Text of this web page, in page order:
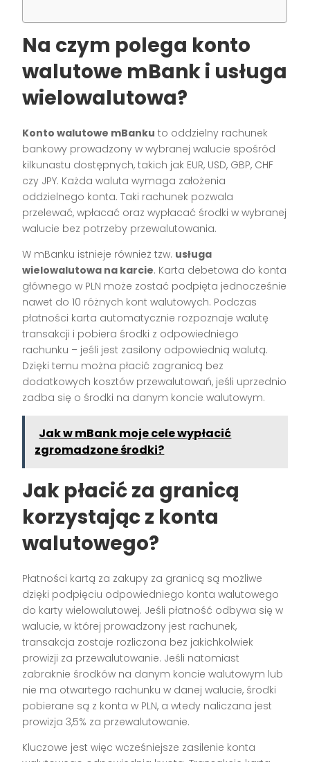
Na czym polega konto
walutowe mBank i usługa
wielowalutowa?
Konto walutowe mBanku to oddzielny rachunek
bankowy prowadzony w wybranej walucie spośród
kilkunastu dostępnych, takich jak EUR, USD, GBP, CHF
czy JPY. Każda waluta wymaga założenia
oddzielnego konta. Taki rachunek pozwala
przelewać, wpłacać oraz wypłacać środki w wybranej
walucie bez potrzeby przewalutowania.
W mBanku istnieje również tzw. usługa
wielowalutowa na karcie. Karta debetowa do konta
głównego w PLN może zostać podpięta jednocześnie
nawet do 10 różnych kont walutowych. Podczas
płatności karta automatycznie rozpoznaje walutę
transakcji i pobiera środki z odpowiedniego
rachunku – jeśli jest zasilony odpowiednią walutą.
Dzięki temu można płacić zagranicą bez
dodatkowych kosztów przewalutowań, jeśli uprzednio
zadba się o środki na danym koncie walutowym.
Jak w mBank moje cele wypłacić
zgromadzone środki?
Jak płacić za granicą
korzystając z konta
walutowego?
Płatności kartą za zakupy za granicą są możliwe
dzięki podpięciu odpowiedniego konta walutowego
do karty wielowalutowej. Jeśli płatność odbywa się w
walucie, w której prowadzony jest rachunek,
transakcja zostaje rozliczona bez jakichkolwiek
prowizji za przewalutowanie. Jeśli natomiast
zabraknie środków na danym koncie walutowym lub
nie ma otwartego rachunku w danej walucie, środki
pobierane są z konta w PLN, a wtedy naliczana jest
prowizja 3,5% za przewalutowanie.
Kluczowe jest więc wcześniejsze zasilenie konta